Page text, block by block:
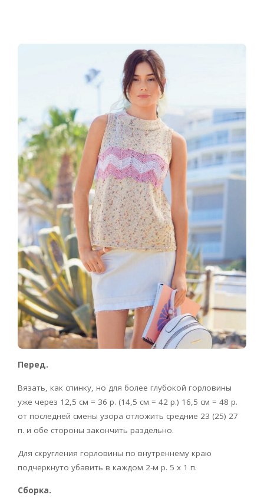
Перед.
Вязать, как спинку, но для более глубокой горловины
уже через 12,5 см = 36 р. (14,5 см = 42 р.) 16,5 см = 48 р.
от последней смены узора отложить средние 23 (25) 27
п. и обе стороны закончить раздельно.
Для скругления горловины по внутреннему краю
подчеркнуто убавить в каждом 2-м р. 5 х 1 п.
Сборка.